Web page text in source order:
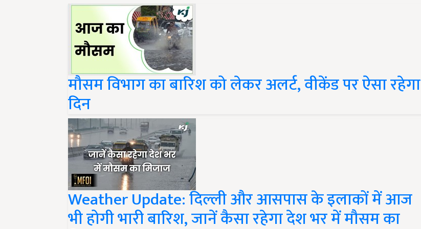
मौसम विभाग का बारिश को लेकर अलर्ट, वीकेंड पर ऐसा रहेगा
दिन
Weather Update: दिल्ली और आसपास के इलाकों में आज
भी होगी भारी बारिश, जानें कैसा रहेगा देश भर में मौसम का